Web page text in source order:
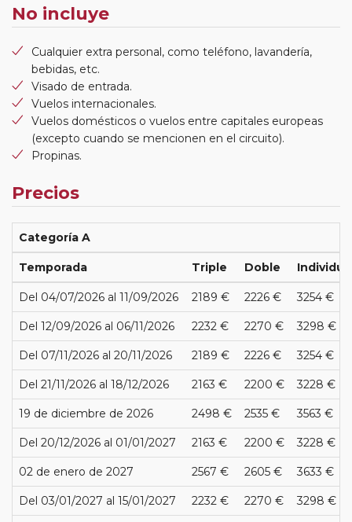
No incluye
Cualquier extra personal, como teléfono, lavandería,
bebidas, etc.
Visado de entrada.
Vuelos internacionales.
Vuelos domésticos o vuelos entre capitales europeas
(excepto cuando se mencionen en el circuito).
Propinas.
Precios
Categoría A
Temporada Triple Doble
Del 04/07/2026 al 11/09/2026 2189 € 2226 € 3254 €
Del 12/09/2026 al 06/11/2026 2232 € 2270 € 3298 €
Del 07/11/2026 al 20/11/2026 2189 € 2226 € 3254 €
Del 21/11/2026 al 18/12/2026 2163 € 2200 € 3228 €
19 de diciembre de 2026 2498 € 2535 € 3563 €
Del 20/12/2026 al 01/01/2027 2163 € 2200 € 3228 €
02 de enero de 2027 2567 € 2605 € 3633 €
Del 03/01/2027 al 15/01/2027 2232 € 2270 € 3298 €